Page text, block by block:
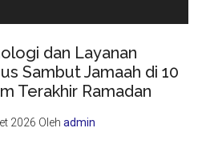
dan Layanan
Sambut Jamaah di 10
Terakhir Ramadan
2026 Olehadmin